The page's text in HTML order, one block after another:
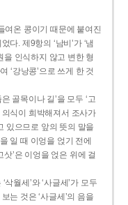
여온 콩이기 때문에 붙여진
다. 제9항의 ‘남비’가 ‘냄
을 인식하지 않고 변한 형
‘강낭콩’으로 쓰게 한 것
골목이나 길’을 모두 ‘고
식이 희박해져서 조사가
있으므로 앞의 뜻의 말을
일 때 이엉을 얹기 전에
’은 이엉을 얹은 위에 걸
월세’와 ‘사글세’가 모두
는 것은 ‘사글세’의 음을